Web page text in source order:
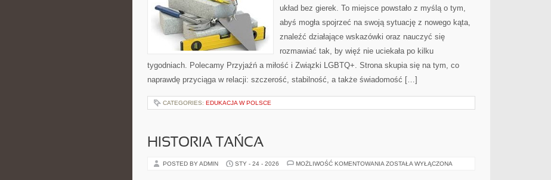
układ bez gierek. To miejsce powstało z myślą o tym,
abyś mogła spojrzeć na swoją sytuację z nowego kąta,
znaleźć działające wskazówki oraz nauczyć się
rozmawiać tak, by więź nie uciekała po kilku
tygodniach. Polecamy Przyjaźń a miłość i Związki LGBTQ+. Strona skupia się na tym, co
naprawdę przyciąga w relacji: szczerość, stabilność, a także świadomość […]
CATEGORIES: EDUKACJA W POLSCE
HISTORIA TAŃCA
POSTED BY ADMIN STY - 24 - 2026 MOŻLIWOŚĆ KOMENTOWANIA HISTORIA
ZOSTAŁA WYŁĄCZONA